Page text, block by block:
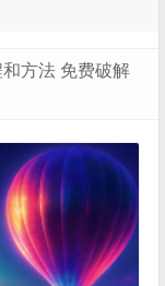
和方法 免费破解